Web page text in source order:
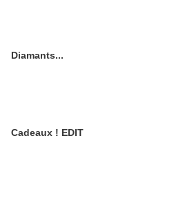
Diamants...
Cadeaux ! EDIT